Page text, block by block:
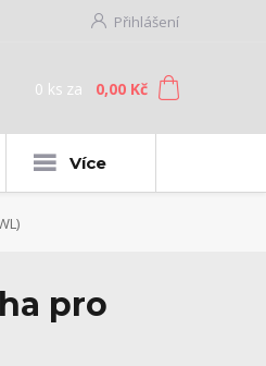
Přihlášení
0 ks za 0,00 Kč
Více
pro